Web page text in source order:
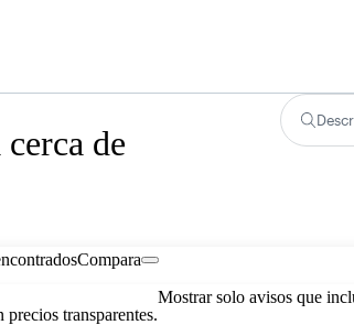
de
Compara
precios transparentes.
Mostrar solo avisos que